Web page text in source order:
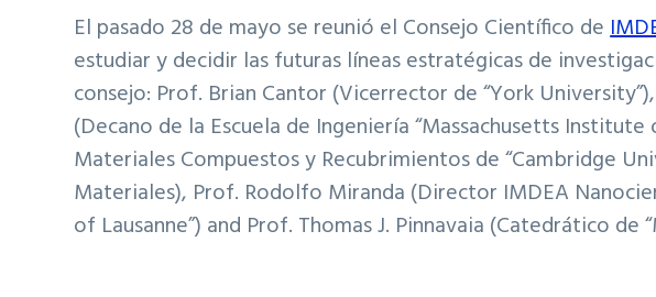
El pasado 28 de mayo se reunió el Consejo Científico de
estudiar y decidir las futuras líneas estratégicas de
consejo: Prof. Brian Cantor (Vicerrector de “York
(Decano de la Escuela de Ingeniería “Massachusetts
Materiales Compuestos y Recubrimientos de “Cambridge
Materiales), Prof. Rodolfo Miranda (Director IMDEA
of Lausanne”) and Prof. Thomas J. Pinnavaia (Catedrático de